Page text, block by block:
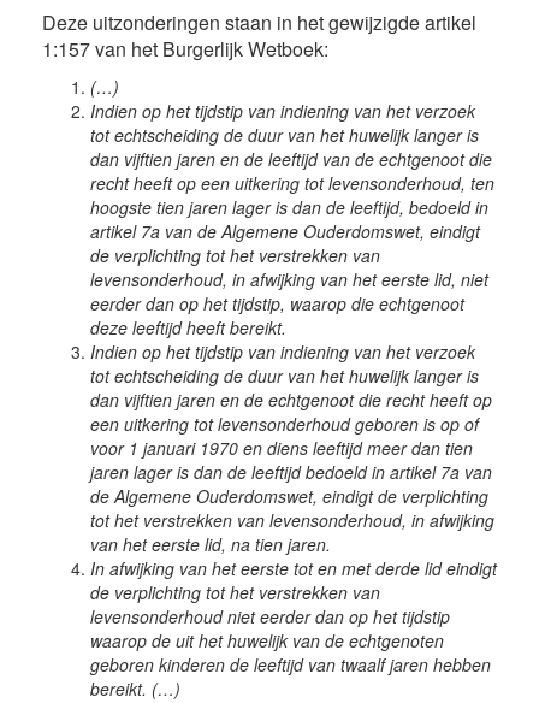
Deze uitzonderingen staan in het gewijzigde artikel
1:157 van het Burgerlijk Wetboek:
(…)
Indien op het tijdstip van indiening van het verzoek
tot echtscheiding de duur van het huwelijk langer is
dan vijftien jaren en de leeftijd van de echtgenoot die
recht heeft op een uitkering tot levensonderhoud, ten
hoogste tien jaren lager is dan de leeftijd, bedoeld in
artikel 7a van de Algemene Ouderdomswet, eindigt
de verplichting tot het verstrekken van
levensonderhoud, in afwijking van het eerste lid, niet
eerder dan op het tijdstip, waarop die echtgenoot
deze leeftijd heeft bereikt.
Indien op het tijdstip van indiening van het verzoek
tot echtscheiding de duur van het huwelijk langer is
dan vijftien jaren en de echtgenoot die recht heeft op
een uitkering tot levensonderhoud geboren is op of
voor 1 januari 1970 en diens leeftijd meer dan tien
jaren lager is dan de leeftijd bedoeld in artikel 7a van
de Algemene Ouderdomswet, eindigt de verplichting
tot het verstrekken van levensonderhoud, in afwijking
van het eerste lid, na tien jaren.
In afwijking van het eerste tot en met derde lid eindigt
de verplichting tot het verstrekken van
levensonderhoud niet eerder dan op het tijdstip
waarop de uit het huwelijk van de echtgenoten
geboren kinderen de leeftijd van twaalf jaren hebben
bereikt. (…)